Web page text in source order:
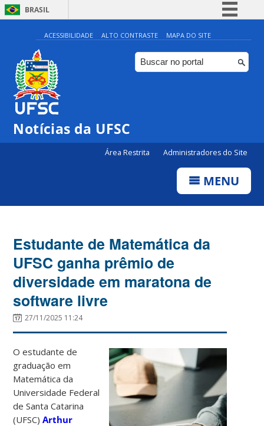
BRASIL
Simplifique!
Comunica BR
Participe
ACESSIBILIDADE ALTO CONTRASTE MAPA DO SITE
Notícias da UFSC
Área Restrita Administradores do Site
MENU
Estudante de Matemática da
UFSC ganha prêmio de
diversidade em maratona de
software livre
27/11/2025 11:24
O estudante de
graduação em
Matemática da
Universidade Federal
de Santa Catarina
(UFSC)Arthur